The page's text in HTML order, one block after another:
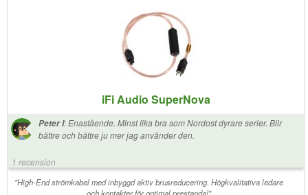
iFi Audio SuperNova
Peter I:Enastående. Minst lika bra som Nordost dyrare serier. Blir
bättre och bättre ju mer jag använder den.
1 recension
"High-End strömkabel med inbyggd aktiv brusreducering. Högkvalitativa ledare